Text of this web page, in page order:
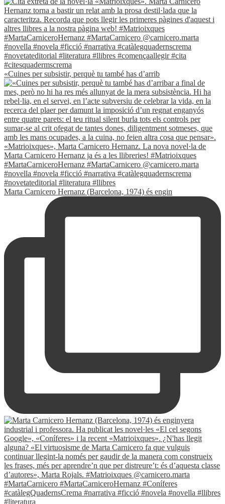
«Cuines per subsistir, perquè tu també has d’arrib
Marta Carnicero Hernanz (Barcelona, 1974) és engin